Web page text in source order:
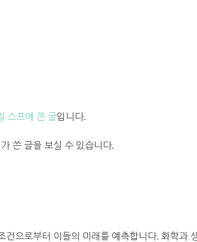
스프에 쓴 글입니다.
쓴 글을 보실 수 있습니다.
건으로부터 이들의 미래를 예측합니다. 화학과